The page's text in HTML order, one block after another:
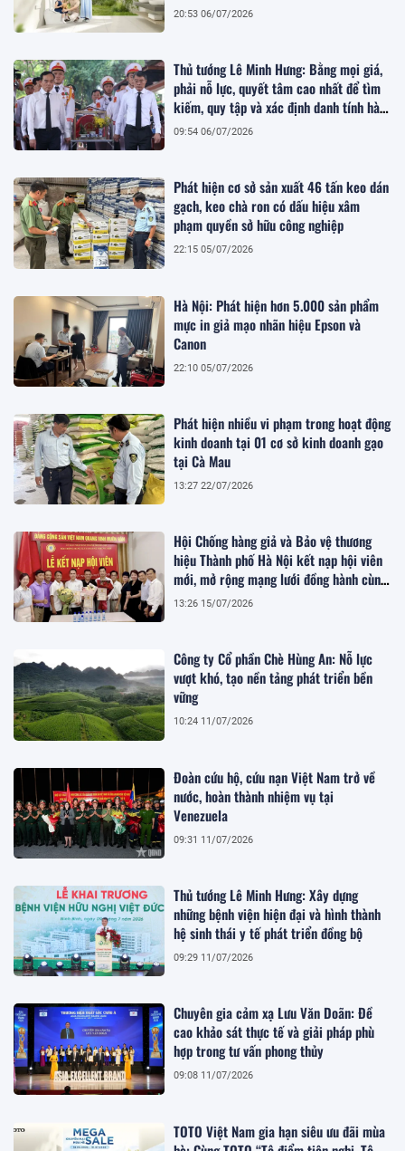
20:53 06/07/2026
Thủ tướng Lê Minh Hưng: Bằng mọi giá,
phải nỗ lực, quyết tâm cao nhất để tìm
kiếm, quy tập và xác định danh tính hài
cốt liệt sĩ
09:54 06/07/2026
Phát hiện cơ sở sản xuất 46 tấn keo dán
gạch, keo chà ron có dấu hiệu xâm
phạm quyền sở hữu công nghiệp
22:15 05/07/2026
Hà Nội: Phát hiện hơn 5.000 sản phẩm
mực in giả mạo nhãn hiệu Epson và
Canon
22:10 05/07/2026
Phát hiện nhiều vi phạm trong hoạt động
kinh doanh tại 01 cơ sở kinh doanh gạo
tại Cà Mau
13:27 22/07/2026
Hội Chống hàng giả và Bảo vệ thương
hiệu Thành phố Hà Nội kết nạp hội viên
mới, mở rộng mạng lưới đồng hành cùng
doanh nghiệp
13:26 15/07/2026
Công ty Cổ phần Chè Hùng An: Nỗ lực
vượt khó, tạo nền tảng phát triển bền
vững
10:24 11/07/2026
Đoàn cứu hộ, cứu nạn Việt Nam trở về
nước, hoàn thành nhiệm vụ tại
Venezuela
09:31 11/07/2026
Thủ tướng Lê Minh Hưng: Xây dựng
những bệnh viện hiện đại và hình thành
hệ sinh thái y tế phát triển đồng bộ
09:29 11/07/2026
Chuyên gia cảm xạ Lưu Văn Doãn: Đề
cao khảo sát thực tế và giải pháp phù
hợp trong tư vấn phong thủy
09:08 11/07/2026
TOTO Việt Nam gia hạn siêu ưu đãi mùa